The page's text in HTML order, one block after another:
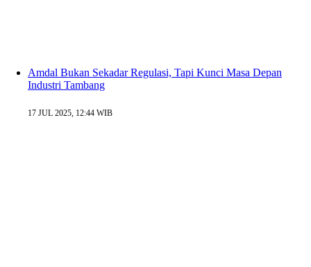
Amdal Bukan Sekadar Regulasi, Tapi Kunci Masa Depan
Industri Tambang
17 JUL 2025, 12:44 WIB